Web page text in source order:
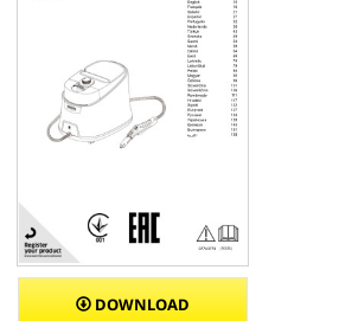
DOWNLOAD